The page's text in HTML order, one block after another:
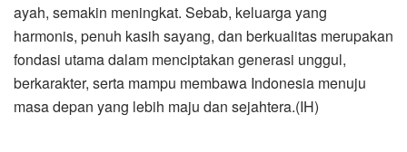
ayah, semakin meningkat. Sebab, keluarga yang
harmonis, penuh kasih sayang, dan berkualitas merupakan
fondasi utama dalam menciptakan generasi unggul,
berkarakter, serta mampu membawa Indonesia menuju
masa depan yang lebih maju dan sejahtera.(IH)